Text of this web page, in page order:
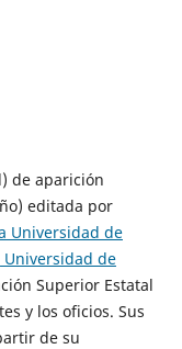
de aparición
editada por
Universidad de
Universidad de
Superior Estatal
y los oficios. Sus
de su